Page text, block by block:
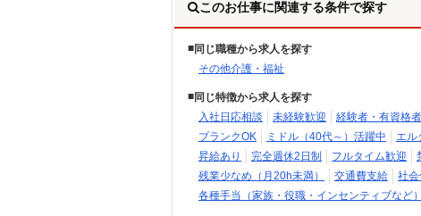
このお仕事に関連する条件で探す
同じ職種から求人を探す
その他介護・福祉
同じ特徴から求人を探す
入社日応相談
未経験歓迎 経験者・有資格
ブランクOK
ミドル（40代～）活躍中 エル
昇給あり
完全週休2日制 フルタイム歓迎
残業少なめ（月20h未満）
交通費支給 社会
各種手当（家族・役職・インセンティブなど